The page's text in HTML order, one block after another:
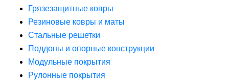
Грязезащитные ковры
Резиновые ковры и маты
Стальные решетки
Поддоны и опорные конструкции
Модульные покрытия
Рулонные покрытия